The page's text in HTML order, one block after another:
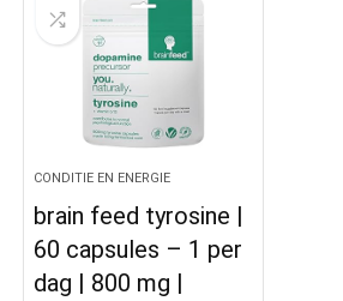
CONDITIE EN ENERGIE
brain feed tyrosine |
60 capsules – 1 per
dag | 800 mg |